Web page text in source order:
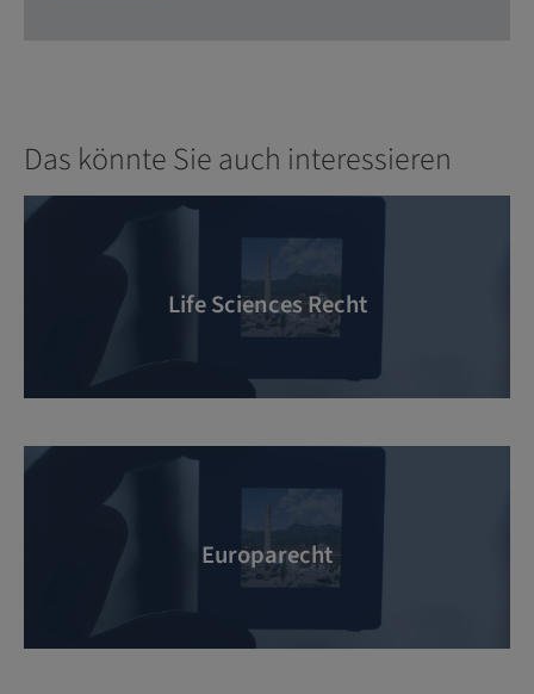
Das könnte Sie auch interessieren
Life Sciences Recht
Europarecht